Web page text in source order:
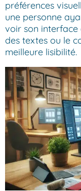
préférences
une personne
voir son
des textes ou le
meilleure lisibilité.